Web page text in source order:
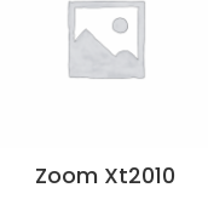
Zoom Xt2010